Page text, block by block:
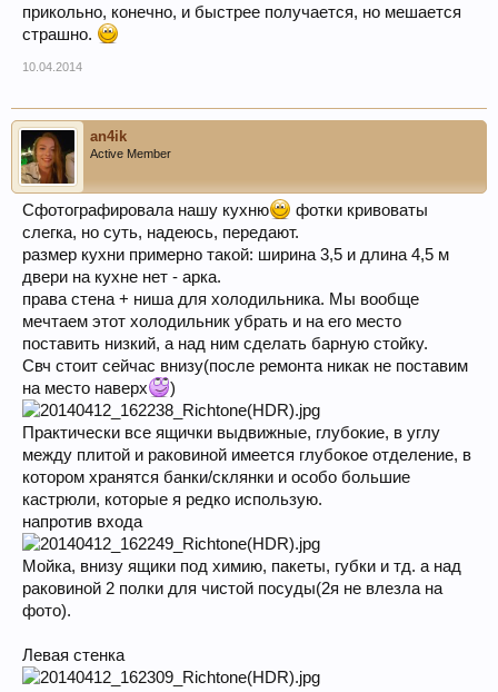
прикольно, конечно, и быстрее получается, но мешается
страшно.
10.04.2014
an4ik
Active Member
Сфотографировала нашу кухню
фотки кривоваты
слегка, но суть, надеюсь, передают.
размер кухни примерно такой: ширина 3,5 и длина 4,5 м
двери на кухне нет - арка.
права стена + ниша для холодильника. Мы вообще
мечтаем этот холодильник убрать и на его место
поставить низкий, а над ним сделать барную стойку.
Свч стоит сейчас внизу(после ремонта никак не поставим
на место наверх
)
Практически все ящички выдвижные, глубокие, в углу
между плитой и раковиной имеется глубокое отделение, в
котором хранятся банки/склянки и особо большие
кастрюли, которые я редко использую.
напротив входа
Мойка, внизу ящики под химию, пакеты, губки и тд. а над
раковиной 2 полки для чистой посуды(2я не влезла на
фото).
Левая стенка